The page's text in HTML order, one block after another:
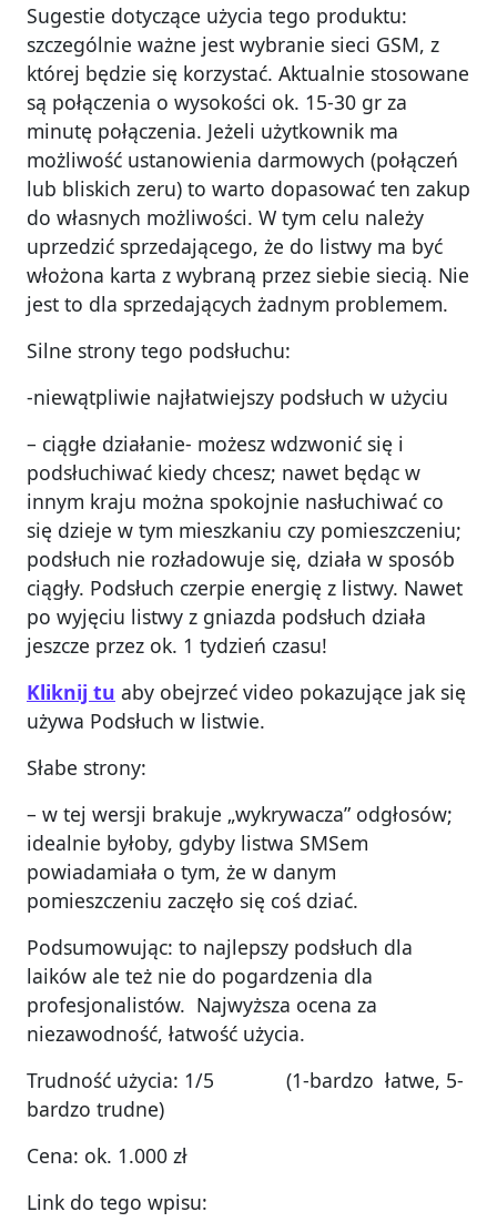
Sugestie dotyczące użycia tego produktu:
szczególnie ważne jest wybranie sieci GSM, z
której będzie się korzystać. Aktualnie stosowane
są połączenia o wysokości ok. 15-30 gr za
minutę połączenia. Jeżeli użytkownik ma
możliwość ustanowienia darmowych (połączeń
lub bliskich zeru) to warto dopasować ten zakup
do własnych możliwości. W tym celu należy
uprzedzić sprzedającego, że do listwy ma być
włożona karta z wybraną przez siebie siecią. Nie
jest to dla sprzedających żadnym problemem.
Silne strony tego podsłuchu:
-niewątpliwie najłatwiejszy podsłuch w użyciu
– ciągłe działanie- możesz wdzwonić się i
podsłuchiwać kiedy chcesz; nawet będąc w
innym kraju można spokojnie nasłuchiwać co
się dzieje w tym mieszkaniu czy pomieszczeniu;
podsłuch nie rozładowuje się, działa w sposób
ciągły. Podsłuch czerpie energię z listwy. Nawet
po wyjęciu listwy z gniazda podsłuch działa
jeszcze przez ok. 1 tydzień czasu!
Kliknij tu aby obejrzeć video pokazujące jak się
używa Podsłuch w listwie.
Słabe strony:
– w tej wersji brakuje „wykrywacza” odgłosów;
idealnie byłoby, gdyby listwa SMSem
powiadamiała o tym, że w danym
pomieszczeniu zaczęło się coś dziać.
Podsumowując: to najlepszy podsłuch dla
laików ale też nie do pogardzenia dla
profesjonalistów. Najwyższa ocena za
niezawodność, łatwość użycia.
Trudność użycia: 1/5 (1-bardzo łatwe, 5-
bardzo trudne)
Cena: ok. 1.000 zł
Link do tego wpisu: